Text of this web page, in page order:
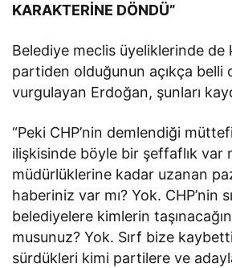
KARAKTERİNE DÖNDÜ”
Belediye meclis üyeliklerinde de
partiden olduğunun açıkça belli
vurgulayan Erdoğan, şunları
“Peki CHP’nin demlendiği
ilişkisinde böyle bir şeffaflık var
müdürlüklerine kadar uzanan
haberiniz var mı? Yok. CHP’nin
belediyelere kimlerin
musunuz? Yok. Sırf bize
sürdükleri kimi partilere ve